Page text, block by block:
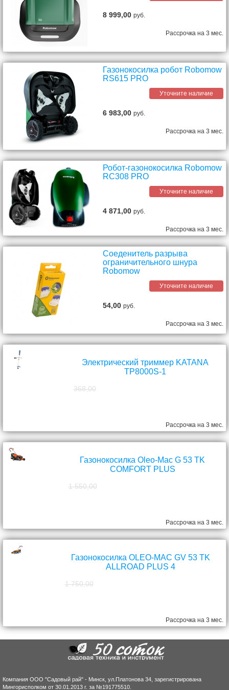
8 999,00руб.
Рассрочка на 3 мес.
Газонокосилка робот Robomow
RS615 PRO
Уточните наличие
6 983,00руб.
Рассрочка на 3 мес.
Робот-газонокосилка Robomow
RC308 PRO
Уточните наличие
4 871,00руб.
Рассрочка на 3 мес.
Соеденитель разрыва
ограничительного шнура
Robomow
Уточните наличие
54,00руб.
Рассрочка на 3 мес.
Электрический триммер KATANA
TP8000S-1
368,00
Рассрочка на 3 мес.
Газонокосилка Oleo-Mac G 53 TK
COMFORT PLUS
1 550,00
Рассрочка на 3 мес.
Газонокосилка OLEO-MAC GV 53 TK
ALLROAD PLUS 4
1 750,00
Рассрочка на 3 мес.
Компания ООО "Садовый рай" - Минск, ул.Платонова 34, зарегистрирована
Мингорисполком от 30.01.2013 г. за №191775510.